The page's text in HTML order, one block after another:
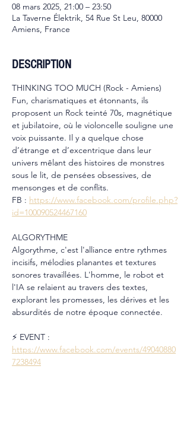
08 mars 2025, 21:00 – 23:50
La Taverne Élektrik, 54 Rue St Leu, 80000
Amiens, France
DESCRIPTION
THINKING TOO MUCH (Rock - Amiens)
Fun, charismatiques et étonnants, ils
proposent un Rock teinté 70s, magnétique
et jubilatoire, où le violoncelle souligne une
voix puissante. Il y a quelque chose
d’étrange et d’excentrique dans leur
univers mêlant des histoires de monstres
sous le lit, de pensées obsessives, de
mensonges et de conflits.
FB : https://www.facebook.com/profile.php?
id=100090524467160
ALGORYTHME
Algorythme, c'est l'alliance entre rythmes
incisifs, mélodies planantes et textures
sonores travaillées. L'homme, le robot et
l'IA se relaient au travers des textes,
explorant les promesses, les dérives et les
absurdités de notre époque connectée.
⚡️ EVENT :
https://www.facebook.com/events/49040880
7238494